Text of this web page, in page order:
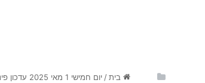
בית / יום חמישי 1 מאי 2025 עדכון פיננסי